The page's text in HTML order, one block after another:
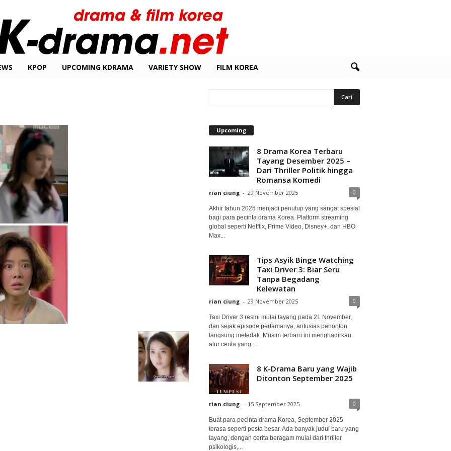
KPOP UPCOMING KDRAMA VARIETY SHOW FILM KOREA
Upcoming
8 Drama Korea Terbaru
Tayang Desember 2025 –
Dari Thriller Politik hingga
Romansa Komedi
rian ciung - 29 November 2025 0
Akhir tahun 2025 menjadi penutup yang sangat spesial
bagi para pecinta drama Korea. Platform streaming
global seperti Netflix, Prime Video, Disney+, dan HBO
Max...
Tips Asyik Binge Watching
Taxi Driver 3: Biar Seru
Tanpa Begadang
Kelewatan
rian ciung - 29 November 2025 0
Taxi Driver 3 resmi mulai tayang pada 21 November,
dan sejak episode pertamanya, antusias penonton
langsung meledak. Musim terbaru ini menghadirkan
alur cerita yang...
8 K-Drama Baru yang Wajib
Ditonton September 2025
rian ciung - 15 September 2025 0
Buat para pecinta drama Korea, September 2025
terasa seperti pesta besar. Ada banyak judul baru yang
tayang, dengan cerita beragam mulai dari thriller
psikologis,...